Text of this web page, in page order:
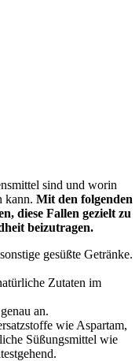
sind und worin
kann. Mit den folgenden
diese Fallen gezielt zu
beizutragen.
gesüßte Getränke.
Zutaten im
an.
wie Aspartam,
Süßungsmittel wie